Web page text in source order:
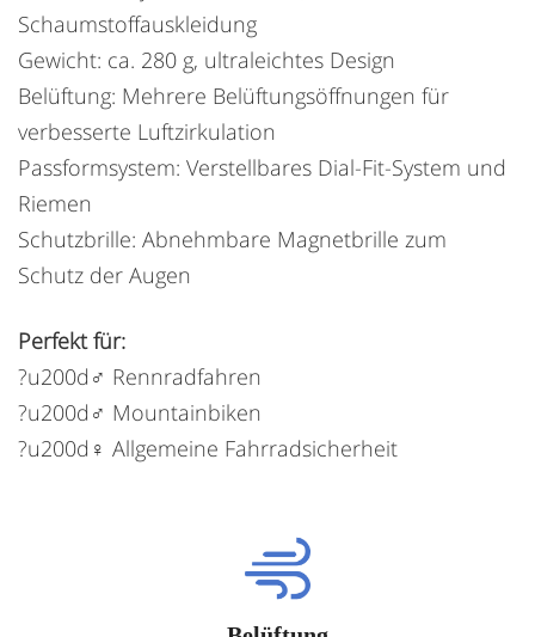
Schaumstoffauskleidung
Gewicht: ca. 280 g, ultraleichtes Design
Belüftung: Mehrere Belüftungsöffnungen für
verbesserte Luftzirkulation
Passformsystem: Verstellbares Dial-Fit-System und
Riemen
Schutzbrille: Abnehmbare Magnetbrille zum
Schutz der Augen
Perfekt für:
?u200d♂️ Rennradfahren
?u200d♂️ Mountainbiken
?u200d♀️ Allgemeine Fahrradsicherheit